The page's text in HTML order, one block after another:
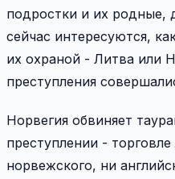
подростки и их родные,
сейчас интересуются,
их охраной - Литва или
преступления
Норвегия обвиняет
преступлении -
норвежского, ни